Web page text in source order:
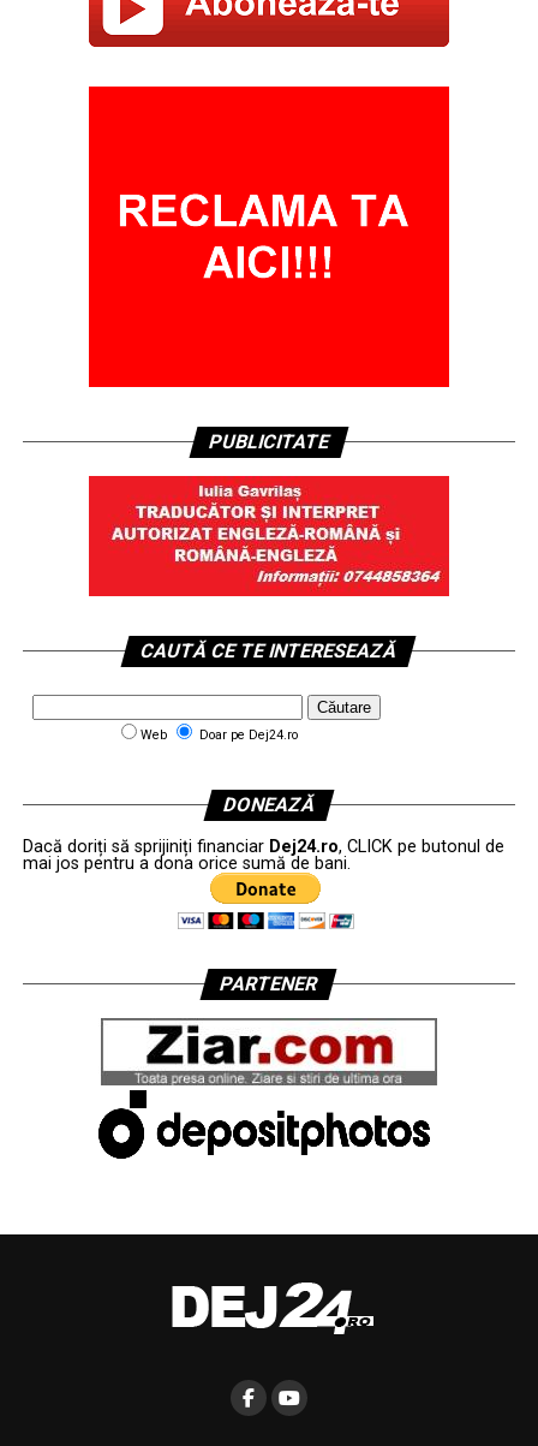
PUBLICITATE
CAUTĂ CE TE INTERESEAZĂ
Web Doar pe Dej24.ro
DONEAZĂ
Dacă doriți să sprijiniți financiar Dej24.ro, CLICK pe butonul de
mai jos pentru a dona orice sumă de bani.
PARTENER